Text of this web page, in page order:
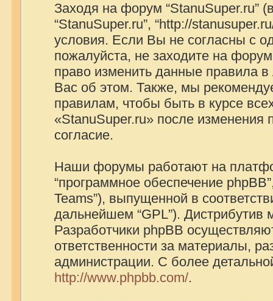
Заходя на форум
“StanuSuper.ru”, “http://
условия. Если Вы не согласны с
пожалуйста, не заходите на
право изменить данные правила
Вас об этом. Также, мы
правилам, чтобы быть в курсе
«StanuSuper.ru» после
согласие.
Наши форумы работают на
“программное обеспечение
Teams”), выпущенной в
дальнейшем “GPL”). Дистрибутив
Разработчики phpBB
ответственности за материалы,
администрации. С более
http://www.phpbb.com/.